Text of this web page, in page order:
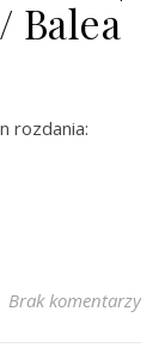
Balea
rozdania:
Brak komentarzy